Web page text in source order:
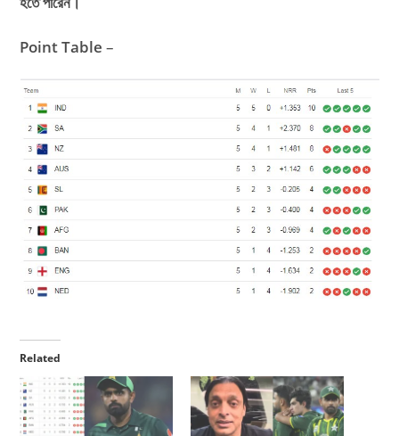
Point Table –
Related